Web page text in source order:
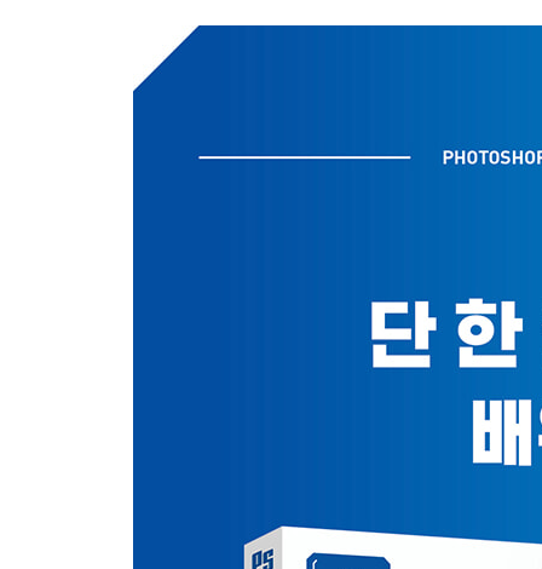
4 자동으로 배경 삭제하는 누끼따기
03 | 포토샵 설치하기 우선순위
2 이전 버전에서 포토샵 CC 2021로 업데이트하기
05 | 포토샵을 학습하기 전에 미리 알아두기
2 사진 보정 계획을 세우자! 사진 보정 단계
3 원하는 크기로 이미지 조절하기! Image Size와